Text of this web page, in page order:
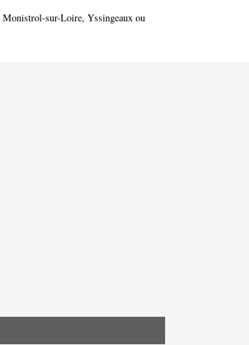
Monistrol-sur-Loire, Yssingeaux ou